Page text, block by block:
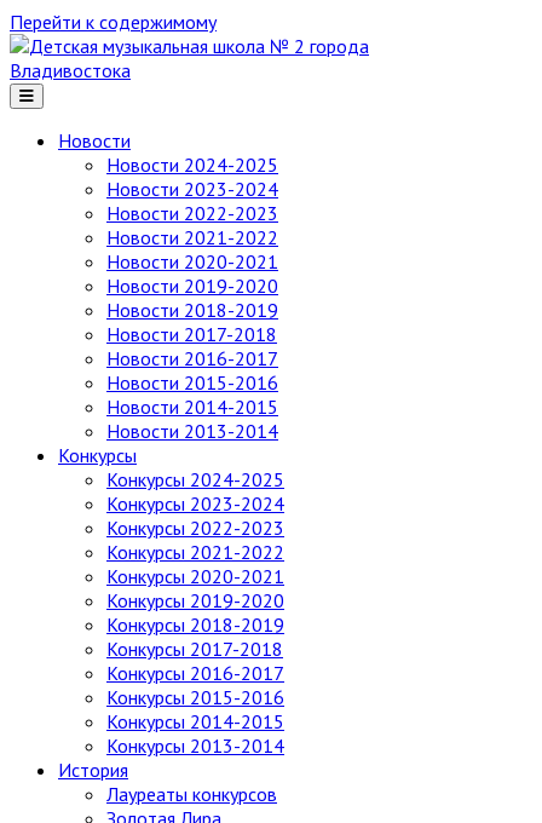
Перейти к содержимому
Детская
музыкальная
школа
города
Владивостока
Новости
Новости 2024-2025
Новости 2023-2024
Новости 2022-2023
Новости 2021-2022
Новости 2020-2021
Новости 2019-2020
Новости 2018-2019
Новости 2017-2018
Новости 2016-2017
Новости 2015-2016
Новости 2014-2015
Новости 2013-2014
Конкурсы
Конкурсы 2024-2025
Конкурсы 2023-2024
Конкурсы 2022-2023
Конкурсы 2021-2022
Конкурсы 2020-2021
Конкурсы 2019-2020
Конкурсы 2018-2019
Конкурсы 2017-2018
Конкурсы 2016-2017
Конкурсы 2015-2016
Конкурсы 2014-2015
Конкурсы 2013-2014
История
Лауреаты конкурсов
Золотая Лира